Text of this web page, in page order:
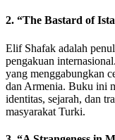
2. “The Bastard of
Elif Shafak adalah
pengakuan
yang menggabungkan
dan Armenia. Buku ini
identitas, sejarah, dan
masyarakat Turki.